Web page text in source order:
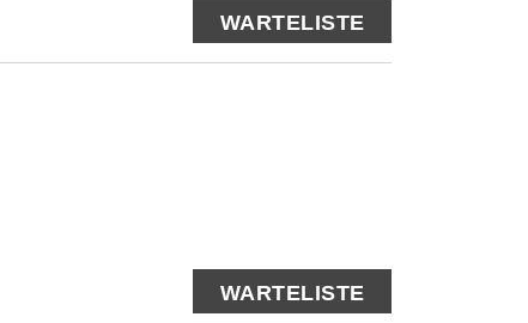
WARTELISTE
WARTELISTE